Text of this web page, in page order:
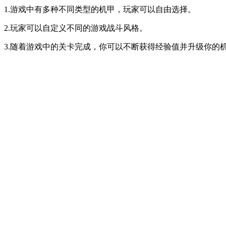
1.游戏中有多种不同类型的机甲，玩家可以自由选择。
2.玩家可以自定义不同的游戏战斗风格。
3.随着游戏中的关卡完成，你可以不断获得经验值并升级你的